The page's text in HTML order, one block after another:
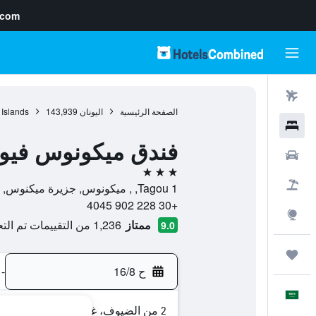
الصفحة الرئيسية اليونان 143,939
فندق ميكونوس فيو
3 نجوم
1 Tagou, , ميكونوس, جزيرة ميكنوس, اليونان
+30 228 902 4045
9.0 ممتاز 1,236 من التقييمات تم التحقق منها
ح 16/8 -
2 من الضيوف، غرفة واحدة